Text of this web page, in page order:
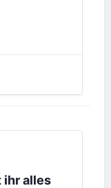
ihr alles